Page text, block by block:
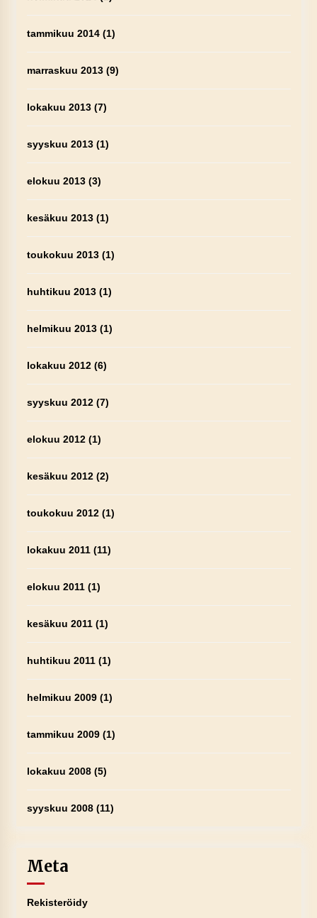
tammikuu 2014(1)
marraskuu 2013(9)
lokakuu 2013(7)
syyskuu 2013(1)
elokuu 2013(3)
kesäkuu 2013(1)
toukokuu 2013(1)
huhtikuu 2013(1)
helmikuu 2013(1)
lokakuu 2012(6)
syyskuu 2012(7)
elokuu 2012(1)
kesäkuu 2012(2)
toukokuu 2012(1)
lokakuu 2011(11)
elokuu 2011(1)
kesäkuu 2011(1)
huhtikuu 2011(1)
helmikuu 2009(1)
tammikuu 2009(1)
lokakuu 2008(5)
syyskuu 2008(11)
Meta
Rekisteröidy